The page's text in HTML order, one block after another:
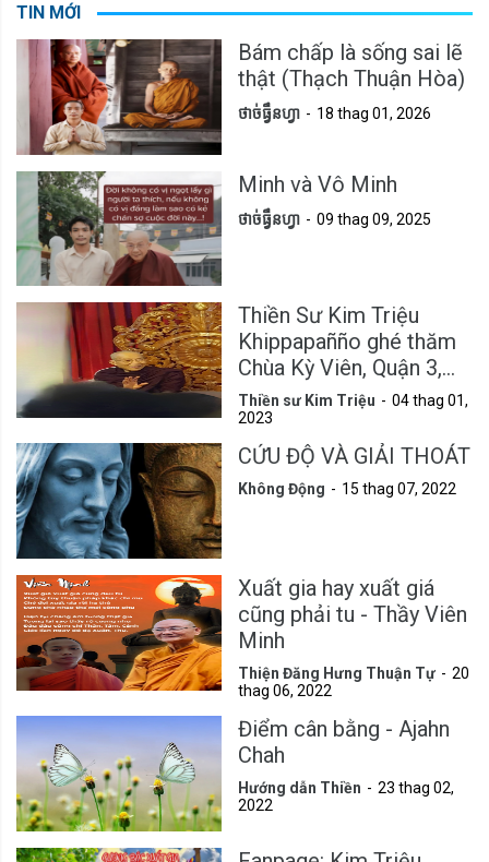
TIN MỚI
Bám chấp là sống sai lẽ
thật (Thạch Thuận Hòa)
ថាច់ធ្វឹនហ្វា 18 thag 01, 2026
Minh và Vô Minh
ថាច់ធ្វឹនហ្វា 09 thag 09, 2025
Thiền Sư Kim Triệu
Khippapañño ghé thăm
Chùa Kỳ Viên, Quận 3,
Tp.HCM
Thiền sư Kim Triệu
04 thag 01,
2023
CỨU ĐỘ VÀ GIẢI THOÁT
Không Động 15 thag 07, 2022
Xuất gia hay xuất giá
cũng phải tu - Thầy Viên
Minh
Thiện Đăng Hưng Thuận Tự
20
thag 06, 2022
Điểm cân bằng - Ajahn
Chah
Hướng dẫn Thiền
23 thag 02,
2022